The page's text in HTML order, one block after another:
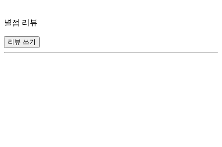
별점 리뷰
리뷰 쓰기